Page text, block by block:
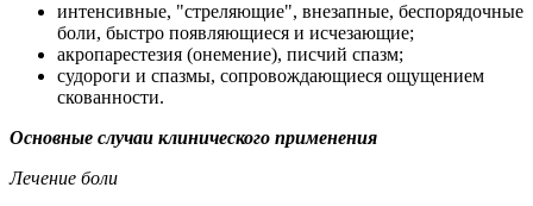
интенсивные, "стреляющие", внезапные, беспорядочные
боли, быстро появляющиеся и исчезающие;
акропарестезия (онемение), писчий спазм;
судороги и спазмы, сопровождающиеся ощущением
скованности.
Основные случаи клинического применения
Лечение боли